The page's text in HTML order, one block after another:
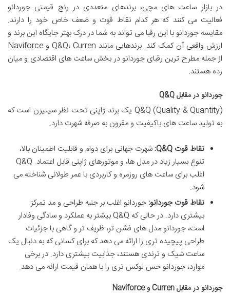
در بازار ساعت های مچی، برندهای متعددی در رنج قیمتی جوردانو
فعالیت می کنند که هر کدام نقاط قوت و ضعف خاص خود را دارند.
مقایسه جوردانو با این رقبا می تواند به شما در درک بهتر جایگاه این برند و
ارزش واقعی آن کمک کند. برندهایی مانند Q&Q، Curren و Naviforce
از جمله مطرح ترین رقبای جوردانو در بخش ساعت های اقتصادی و میان
رده هستند.
جوردانو در مقابل Q&Q
Q&Q (Quality & Quantity) یک برند ژاپنی تحت نظر سیتیزن است که
به تولید ساعت های باکیفیت و مقرون به صرفه شهرت دارد.
نقاط قوت Q&Q:
شهرت جهانی برای دوام و قابلیت اطمینان بالا،
تنوع بسیار زیاد در مدل ها، و موتورهای ژاپنی قابل اعتماد. Q&Q
اغلب برای ساعت های روزمره و کاربردی با عمر طولانی شناخته می
شود.
نقاط قوت جوردانو: جوردانو اغلب بر جنبه طراحی و مد تمرکز
بیشتری دارد. در حالی که Q&Q بیشتر به عملکرد و سادگی وفادار
است، جوردانو مدل های فشن تر، ظریف تر و گاهی با جزئیات
طراحی پیچیده تری را ارائه می دهد که برای کسانی که به دنبال یک
ساعت شیک و ترندی هستند، جذابیت بیشتری دارد. در برخی
موارد، جوردانو حس لوکس تری را با همان قیمت ارائه می دهد.
جوردانو در مقابل Curren و Naviforce